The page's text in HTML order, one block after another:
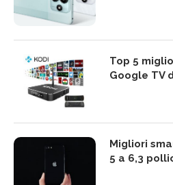
Top 5
Google TV
Migliori
5 a 6,3